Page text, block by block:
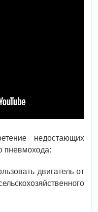
недостающих
пневмохода:
двигатель от